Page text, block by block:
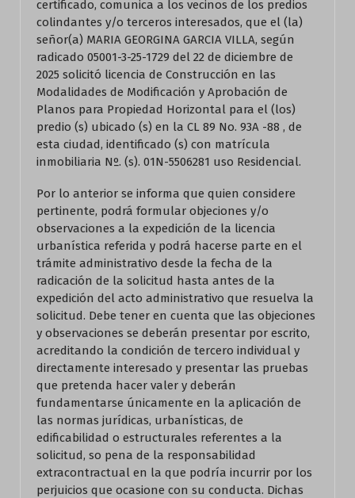
certificado, comunica a los vecinos de los predios
colindantes y/o terceros interesados, que el (la)
señor(a) MARIA GEORGINA GARCIA VILLA, según
radicado 05001-3-25-1729 del 22 de diciembre de
2025 solicitó licencia de Construcción en las
Modalidades de Modificación y Aprobación de
Planos para Propiedad Horizontal para el (los)
predio (s) ubicado (s) en la CL 89 No. 93A -88 , de
esta ciudad, identificado (s) con matrícula
inmobiliaria Nº. (s). 01N-5506281 uso Residencial.
Por lo anterior se informa que quien considere
pertinente, podrá formular objeciones y/o
observaciones a la expedición de la licencia
urbanística referida y podrá hacerse parte en el
trámite administrativo desde la fecha de la
radicación de la solicitud hasta antes de la
expedición del acto administrativo que resuelva la
solicitud. Debe tener en cuenta que las objeciones
y observaciones se deberán presentar por escrito,
acreditando la condición de tercero individual y
directamente interesado y presentar las pruebas
que pretenda hacer valer y deberán
fundamentarse únicamente en la aplicación de
las normas jurídicas, urbanísticas, de
edificabilidad o estructurales referentes a la
solicitud, so pena de la responsabilidad
extracontractual en la que podría incurrir por los
perjuicios que ocasione con su conducta. Dichas